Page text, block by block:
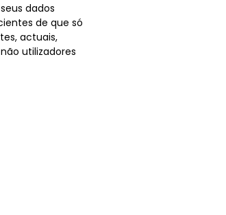
dados
de que só
actuais,
utilizadores